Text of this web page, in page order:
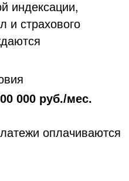
индексации,
и страхового
000 руб./мес.
оплачиваются